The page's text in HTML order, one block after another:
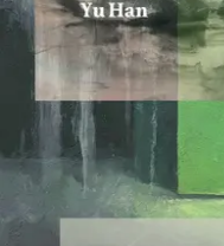
CRÉER SON
CRÉER
CRÉER